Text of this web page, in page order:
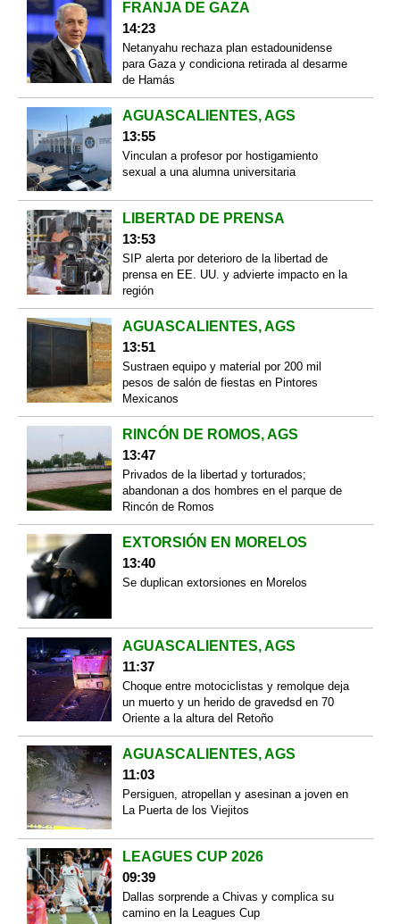
FRANJA DE GAZA
14:23
Netanyahu rechaza plan estadounidense
para Gaza y condiciona retirada al desarme
de Hamás
AGUASCALIENTES, AGS
13:55
Vinculan a profesor por hostigamiento
sexual a una alumna universitaria
LIBERTAD DE PRENSA
13:53
SIP alerta por deterioro de la libertad de
prensa en EE. UU. y advierte impacto en la
región
AGUASCALIENTES, AGS
13:51
Sustraen equipo y material por 200 mil
pesos de salón de fiestas en Pintores
Mexicanos
RINCÓN DE ROMOS, AGS
13:47
Privados de la libertad y torturados;
abandonan a dos hombres en el parque de
Rincón de Romos
EXTORSIÓN EN MORELOS
13:40
Se duplican extorsiones en Morelos
AGUASCALIENTES, AGS
11:37
Choque entre motociclistas y remolque deja
un muerto y un herido de gravedsd en 70
Oriente a la altura del Retoño
AGUASCALIENTES, AGS
11:03
Persiguen, atropellan y asesinan a joven en
La Puerta de los Viejitos
LEAGUES CUP 2026
09:39
Dallas sorprende a Chivas y complica su
camino en la Leagues Cup